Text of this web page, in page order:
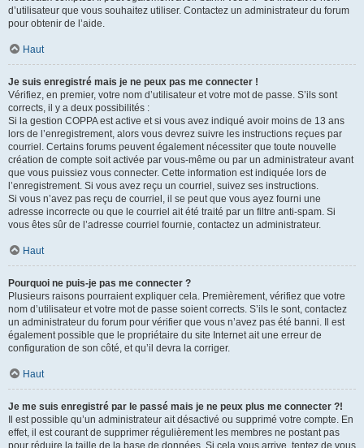
d’utilisateur que vous souhaitez utiliser. Contactez un administrateur du forum
pour obtenir de l’aide.
Haut
Je suis enregistré mais je ne peux pas me connecter !
Vérifiez, en premier, votre nom d’utilisateur et votre mot de passe. S’ils sont
corrects, il y a deux possibilités :
Si la gestion COPPA est active et si vous avez indiqué avoir moins de 13 ans
lors de l’enregistrement, alors vous devrez suivre les instructions reçues par
courriel. Certains forums peuvent également nécessiter que toute nouvelle
création de compte soit activée par vous-même ou par un administrateur avant
que vous puissiez vous connecter. Cette information est indiquée lors de
l’enregistrement. Si vous avez reçu un courriel, suivez ses instructions.
Si vous n’avez pas reçu de courriel, il se peut que vous ayez fourni une
adresse incorrecte ou que le courriel ait été traité par un filtre anti-spam. Si
vous êtes sûr de l’adresse courriel fournie, contactez un administrateur.
Haut
Pourquoi ne puis-je pas me connecter ?
Plusieurs raisons pourraient expliquer cela. Premièrement, vérifiez que votre
nom d’utilisateur et votre mot de passe soient corrects. S’ils le sont, contactez
un administrateur du forum pour vérifier que vous n’avez pas été banni. Il est
également possible que le propriétaire du site Internet ait une erreur de
configuration de son côté, et qu’il devra la corriger.
Haut
Je me suis enregistré par le passé mais je ne peux plus me connecter ?!
Il est possible qu’un administrateur ait désactivé ou supprimé votre compte. En
effet, il est courant de supprimer régulièrement les membres ne postant pas
pour réduire la taille de la base de données. Si cela vous arrive, tentez de vous